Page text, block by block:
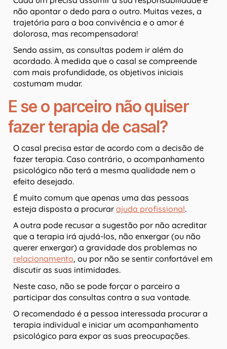
não apontar o dedo para o outro. Muitas vezes, a
trajetória para a boa convivência e o amor é
dolorosa, mas recompensadora!
Sendo assim, as consultas podem ir além do
acordado. À medida que o casal se compreende
com mais profundidade, os objetivos iniciais
costumam mudar.
E se o parceiro não quiser
fazer terapia de casal?
O casal precisa estar de acordo com a decisão de
fazer terapia. Caso contrário, o acompanhamento
psicológico não terá a mesma qualidade nem o
efeito desejado.
É muito comum que apenas uma das pessoas
esteja disposta a procurar ajuda profissional.
A outra pode recusar a sugestão por não acreditar
que a terapia irá ajudá-los, não enxergar (ou não
querer enxergar) a gravidade dos problemas no
relacionamento, ou por não se sentir confortável em
discutir as suas intimidades.
Neste caso, não se pode forçar o parceiro a
participar das consultas contra a sua vontade.
O recomendado é a pessoa interessada procurar a
terapia individual e iniciar um acompanhamento
psicológico para expor as suas preocupações.